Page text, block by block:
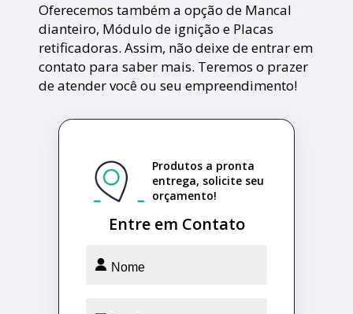
Oferecemos também a opção de Mancal
dianteiro, Módulo de ignição e Placas
retificadoras. Assim, não deixe de entrar em
contato para saber mais. Teremos o prazer
de atender você ou seu empreendimento!
Entre em Contato
Produtos a pronta
entrega, solicite seu
orçamento!